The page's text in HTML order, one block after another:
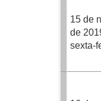
15 de
de
sexta-